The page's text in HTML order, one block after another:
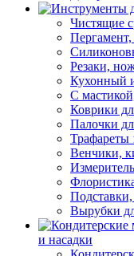
Чистящие
Пергамент,
Резаки,
Кухонный
С
Коврики
Палочки
Трафареты
Венчики,
Вырубки
и насадки